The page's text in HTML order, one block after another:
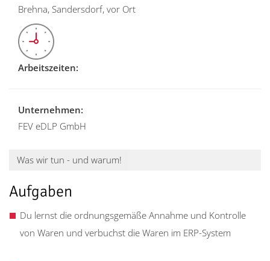
Brehna, Sandersdorf, vor Ort
Arbeitszeiten:
Unternehmen:
FEV eDLP GmbH
Was wir tun - und warum!
Aufgaben
Du lernst die ordnungsgemäße Annahme und Kontrolle
von Waren und verbuchst die Waren im ERP-System